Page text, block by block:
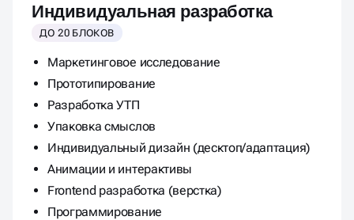
Индивидуальная разработка
ДО 20 БЛОКОВ
Маркетинговое исследование
Прототипирование
Разработка УТП
Упаковка смыслов
Индивидуальный дизайн (десктоп/адаптация)
Анимации и интерактивы
Frontend разработка (верстка)
Программирование